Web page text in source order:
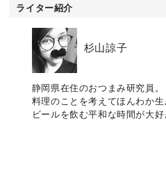
ライター紹介
杉山諒子
静岡県在住のおつまみ研究員
料理のことを考えてほんわか
ビールを飲む平和な時間が大好